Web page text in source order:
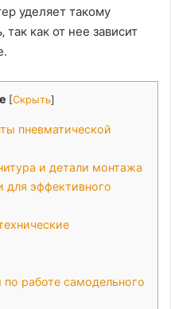
уделяет такому
так как от нее зависит
[Скрыть]
пневматической
и детали монтажа
для эффективного
работе самодельного